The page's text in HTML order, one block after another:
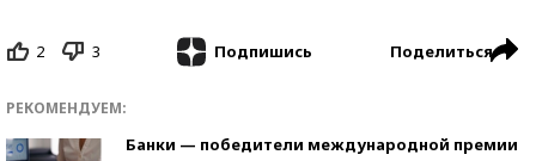
2 3 Подпишись Поделиться
РЕКОМЕНДУЕМ:
Банки — победители международной премии